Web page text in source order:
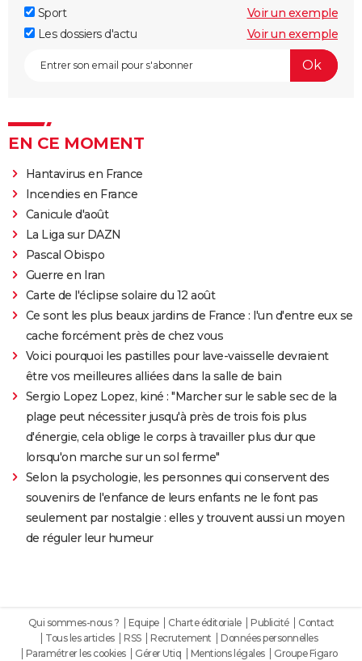
Sport
Voir un exemple
Les dossiers d'actu
Voir un exemple
EN CE MOMENT
Hantavirus en France
Incendies en France
Canicule d'août
La Liga sur DAZN
Pascal Obispo
Guerre en Iran
Carte de l'éclipse solaire du 12 août
Ce sont les plus beaux jardins de France : l'un d'entre eux se
cache forcément près de chez vous
Voici pourquoi les pastilles pour lave-vaisselle devraient
être vos meilleures alliées dans la salle de bain
Sergio Lopez Lopez, kiné : "Marcher sur le sable sec de la
plage peut nécessiter jusqu'à près de trois fois plus
d'énergie, cela oblige le corps à travailler plus dur que
lorsqu'on marche sur un sol ferme"
Selon la psychologie, les personnes qui conservent des
souvenirs de l'enfance de leurs enfants ne le font pas
seulement par nostalgie : elles y trouvent aussi un moyen
de réguler leur humeur
Qui sommes-nous ? Equipe Charte éditoriale Publicité
Contact
Tous les articles
RSS Recrutement
Données personnelles
Paramétrer les cookies
Gérer Utiq Mentions légales Groupe Figaro